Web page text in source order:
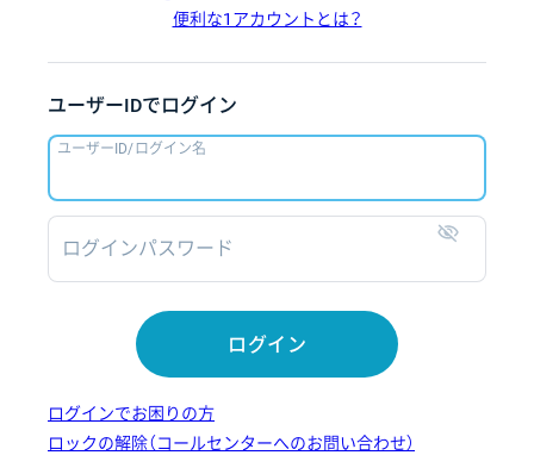
便利な1アカウントとは？
ユーザーIDでログイン
ユーザーID/ログイン名
ログインパスワード
ログイン
ログインでお困りの方
ロックの解除（コールセンターへのお問い合わせ）